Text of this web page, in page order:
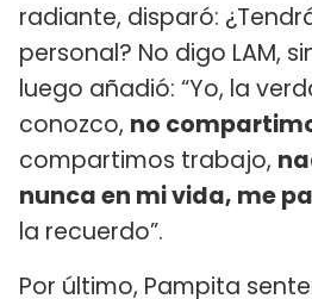
radiante, disparó:
personal? No digo LAM,
luego añadió: “Yo, la
conozco, no
compartimos trabajo,
nunca en mi vida, me
la recuerdo”.
Por último, Pampita